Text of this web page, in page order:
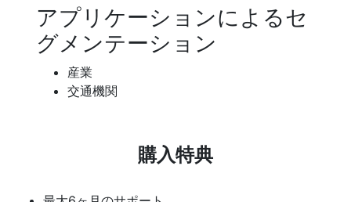
アプリケーションによるセ
グメンテーション
産業
交通機関
購入特典